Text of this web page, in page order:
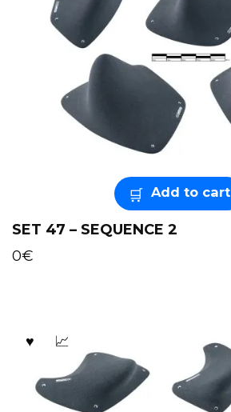
Add to cart
SET 47 – SEQUENCE 2
0€